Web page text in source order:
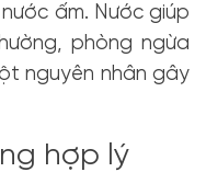
ấm. Nước giúp
phòng ngừa
nguyên nhân gây
hợp lý